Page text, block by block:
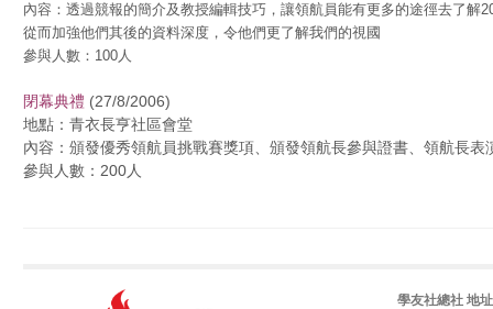
內容：透過競報的簡介及教授編輯技巧，讓領航員能有更多的途徑去了解
從而加強他們其後的資料深度，令他們更了解我們的視國
參與人數：100人
閉幕典禮 (27/8/2006)
地點：青衣長亨社區會堂
內容：頒發優秀領航員挑戰賽獎項、頒發領航長參與證書、領航長表
參與人數：200人
學友社總社 地址